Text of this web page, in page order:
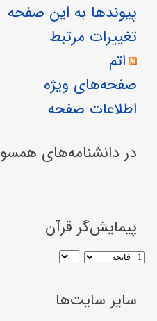
پیوندها به این صفحه
تغییرات مرتبط
اتم
صفحه‌های ویژه
اطلاعات صفحه
در دانشنامه‌های همسو
پیمایش‌گر قرآن
سایر سایت‌ها